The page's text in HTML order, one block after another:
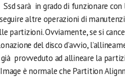
Ssd sarà in grado di funzionare
altre operazioni di
partizioni. Ovviamente, se si
del disco d’avvio,
provveduto ad allineare la
è normale che Partition